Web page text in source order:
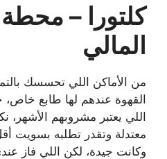
كلتورا – محطة
المالي
من الأماكن اللي تحسسك
القهوة عندهم لها طابع خاص،
اللي يعتبر مشروبهم الأشهر،
معتدلة وتقدر تطلبه بسويت
وكانت جيدة، لكن اللي فاز